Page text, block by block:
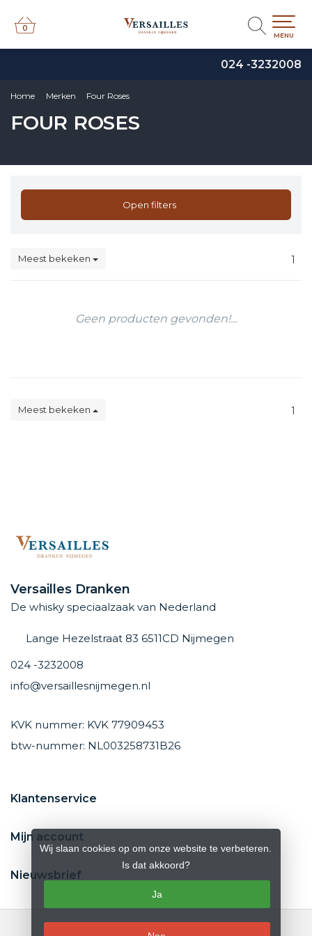
024 -3232008
0
0
MENU
Home Merken Four Roses
FOUR ROSES
Open filters
Meest bekeken 1
Geen producten gevonden!...
Meest bekeken 1
Versailles Dranken
De whisky speciaalzaak van Nederland
Lange Hezelstraat 83 6511CD Nijmegen
024 -3232008
info@versaillesnijmegen.nl
KVK nummer: KVK 77909453
btw-nummer: NL003258731B26
Klantenservice
Mijn account
Nieuwsbrief
Wij slaan cookies op om onze website te verbeteren.
Is dat akkoord?
Ja